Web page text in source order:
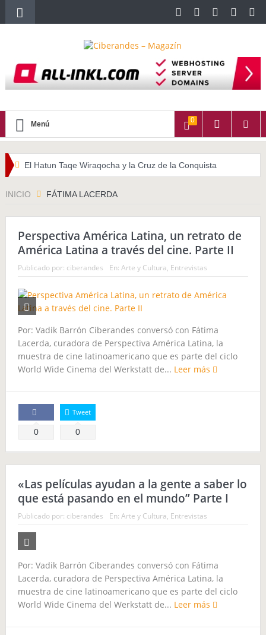
Menú 0
El Hatun Taqe Wiraqocha y la Cruz de la Conquista
WATITA (Quechua con subtítulos en Castellano)
La importancia del cabello largo en las culturas indígenas
americanas
El Último Hielero Ceremonia de Pago al Apu Qoyllority
MARCHANDO, el camino de los pueblos
INICIO FÁTIMA LACERDA
Perspectiva América Latina, un retrato de
América Latina a través del cine. Parte II
Publicado por: ciberandes En: Arte y Cultura, Entrevistas
Por: Vadik Barrón Ciberandes conversó con Fátima
Lacerda, curadora de Perspectiva América Latina, la
muestra de cine latinoamericano que es parte del ciclo
World Wide Cinema del Werkstatt de... Leer más
Comparte
0
Tweet
0
«Las películas ayudan a la gente a saber lo
que está pasando en el mundo” Parte I
Publicado por: ciberandes En: Arte y Cultura, Entrevistas
Por: Vadik Barrón Ciberandes conversó con Fátima
Lacerda, curadora de Perspectiva América Latina, la
muestra de cine latinoamericano que es parte del ciclo
World Wide Cinema del Werkstatt de... Leer más